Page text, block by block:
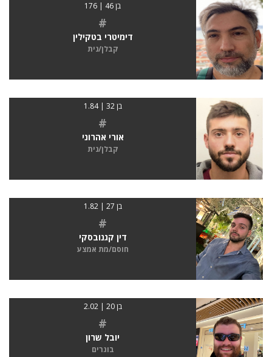
בן 46 | 176
#
דימיטרי בטקילין
קבלן/נית
בן 32 | 1.84
#
אורי אהרוני
קבלן/נית
בן 27 | 1.82
#
דין קגנובסקי
חוסם/מת אמצע
בן 20 | 2.02
#
יובל שרון
בוגרים